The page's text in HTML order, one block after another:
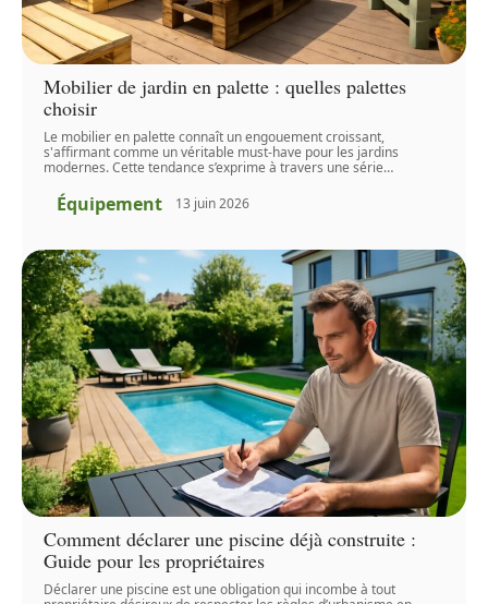
Mobilier de jardin en palette : quelles palettes
choisir
Le mobilier en palette connaît un engouement croissant,
s'affirmant comme un véritable must-have pour les jardins
modernes. Cette tendance s’exprime à travers une série…
Équipement 13 juin 2026
Comment déclarer une piscine déjà construite :
Guide pour les propriétaires
Déclarer une piscine est une obligation qui incombe à tout